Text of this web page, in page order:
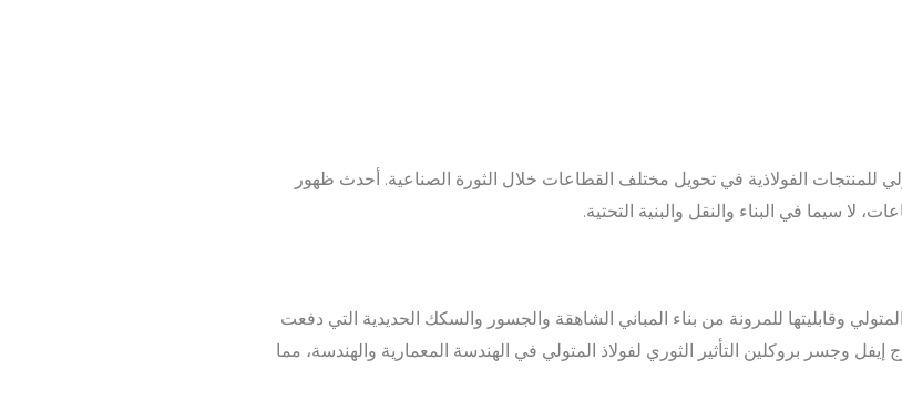
للمنتجات الفولاذية في تحويل مختلف القطاعات خلال الثورة الصناعية. أحدث ظهور
لا سيما في البناء والنقل والبنية التحتية.
وقابليتها للمرونة من بناء المباني الشاهقة والجسور والسكك الحديدية التي دفعت
وجسر بروكلين التأثير الثوري لفولاذ المتولي في الهندسة المعمارية والهندسة، مما